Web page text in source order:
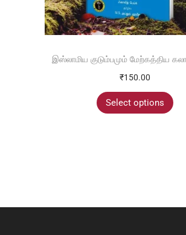
இஸ்லாமிய குடும்பமும் மேற்கத்திய
₹150.00
Select options